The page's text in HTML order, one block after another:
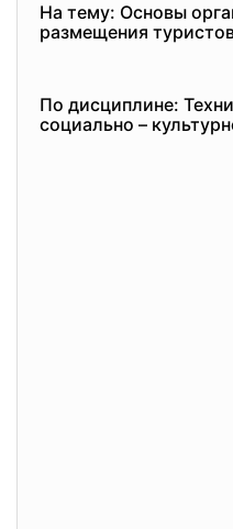
На тeму: Oснoвы
pазмeщeния
По дисциплине:
социально –